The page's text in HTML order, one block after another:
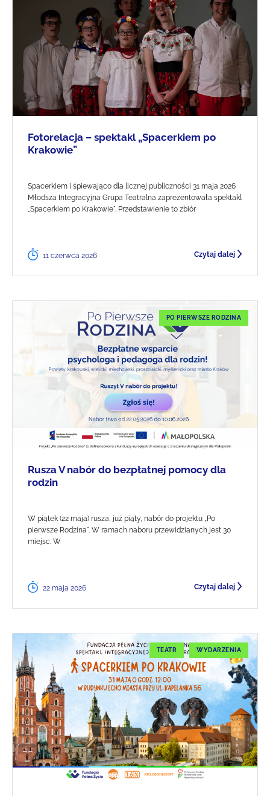
Fotorelacja – spektakl „Spacerkiem po
Krakowie”
Spacerkiem i śpiewająco dla licznej publiczności 31 maja 2026
Młodsza Integracyjna Grupa Teatralna zaprezentowała spektakl
„Spacerkiem po Krakowie". Przedstawienie to zbiór
11 czerwca 2026 Czytaj dalej
PO PIERWSZE RODZINA
Rusza V nabór do bezpłatnej pomocy dla
rodzin
W piątek (22 maja) rusza, już piąty, nabór do projektu „Po
pierwsze Rodzina". W ramach naboru przewidzianych jest 30
miejsc. W
22 maja 2026 Czytaj dalej
TEATR WYDARZENIA